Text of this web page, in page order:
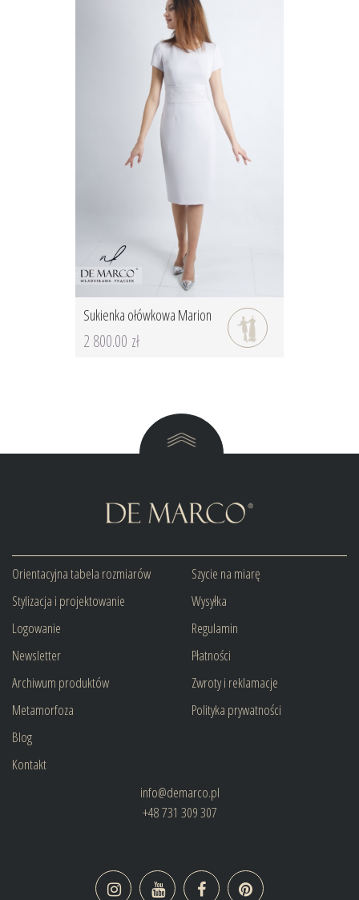
Sukienka ołówkowa Marion
2 800.00 zł
Orientacyjna tabela rozmiarów
Stylizacja i projektowanie
Logowanie
Newsletter
Archiwum produktów
Metamorfoza
Blog
Kontakt
Szycie na miarę
Wysyłka
Regulamin
Płatności
Zwroty i reklamacje
Polityka prywatności
info@demarco.pl
+48 731 309 307